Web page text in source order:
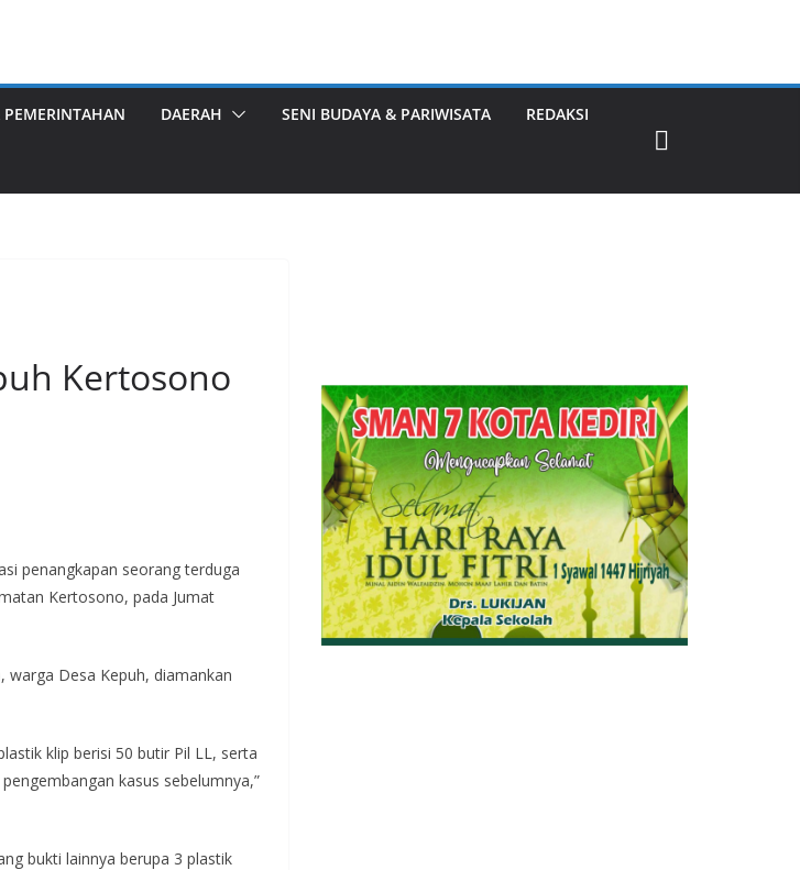
DAERAH SENI BUDAYA & PARIWISATA REDAKSI
Kertosono
penangkapan seorang terduga
Kertosono, pada Jumat
warga Desa Kepuh, diamankan
klip berisi 50 butir Pil LL, serta
kasus sebelumnya,”
bukti lainnya berupa 3 plastik